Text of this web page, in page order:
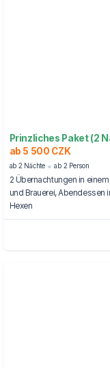
Prinzliches Paket (2
ab 5 500 CZK
ab 2 Nächte ab 2 Person
2 Übernachtungen in
und Brauerei, Abendessen
Hexen